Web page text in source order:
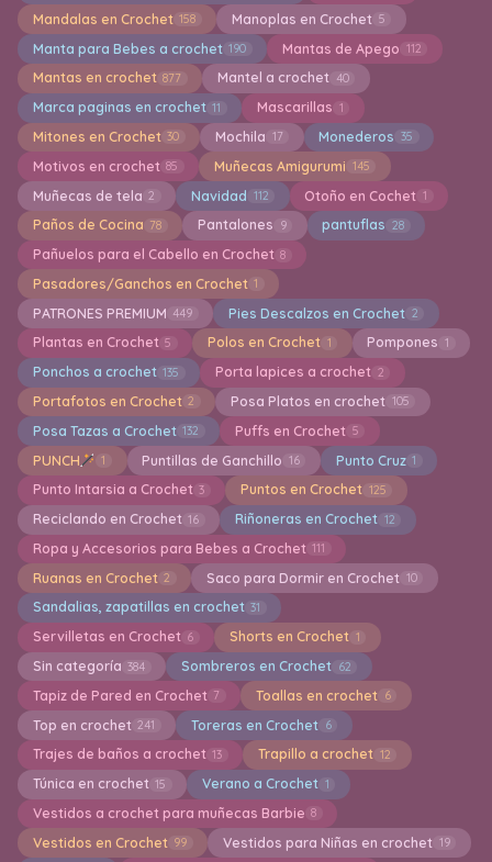
Mandalas en Crochet 158 Manoplas en Crochet 5
Manta para Bebes a crochet 190 Mantas de Apego 112
Mantas en crochet 877 Mantel a crochet 40
Marca paginas en crochet 11 Mascarillas 1
Mitones en Crochet 30 Mochila 17 Monederos 35
Motivos en crochet 85 Muñecas Amigurumi 145
Muñecas de tela 2 Navidad 112 Otoño en Cochet 1
Paños de Cocina 78 Pantalones 9 pantuflas 28
Pañuelos para el Cabello en Crochet 8
Pasadores/Ganchos en Crochet 1
PATRONES PREMIUM 449 Pies Descalzos en Crochet 2
Plantas en Crochet 5 Polos en Crochet 1 Pompones 1
Ponchos a crochet 135 Porta lapices a crochet 2
Portafotos en Crochet 2 Posa Platos en crochet 105
Posa Tazas a Crochet 132 Puffs en Crochet 5
PUNCH 1 Puntillas de Ganchillo 16 Punto Cruz 1
Punto Intarsia a Crochet 3 Puntos en Crochet 125
Reciclando en Crochet 16 Riñoneras en Crochet 12
Ropa y Accesorios para Bebes a Crochet 111
Ruanas en Crochet 2 Saco para Dormir en Crochet 10
Sandalias, zapatillas en crochet 31
Servilletas en Crochet 6 Shorts en Crochet 1
Sin categoría 384 Sombreros en Crochet 62
Tapiz de Pared en Crochet 7 Toallas en crochet 6
Top en crochet 241 Toreras en Crochet 6
Trajes de baños a crochet 13 Trapillo a crochet 12
Túnica en crochet 15 Verano a Crochet 1
Vestidos a crochet para muñecas Barbie 8
Vestidos en Crochet 99 Vestidos para Niñas en crochet 19